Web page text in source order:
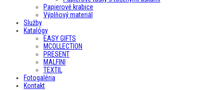
Papierové krabice
Výplňový materiál
Služby
Katalógy
EASY GIFTS
MCOLLECTION
PRESENT
MALFINI
TEXTIL
Fotogaléria
Kontakt